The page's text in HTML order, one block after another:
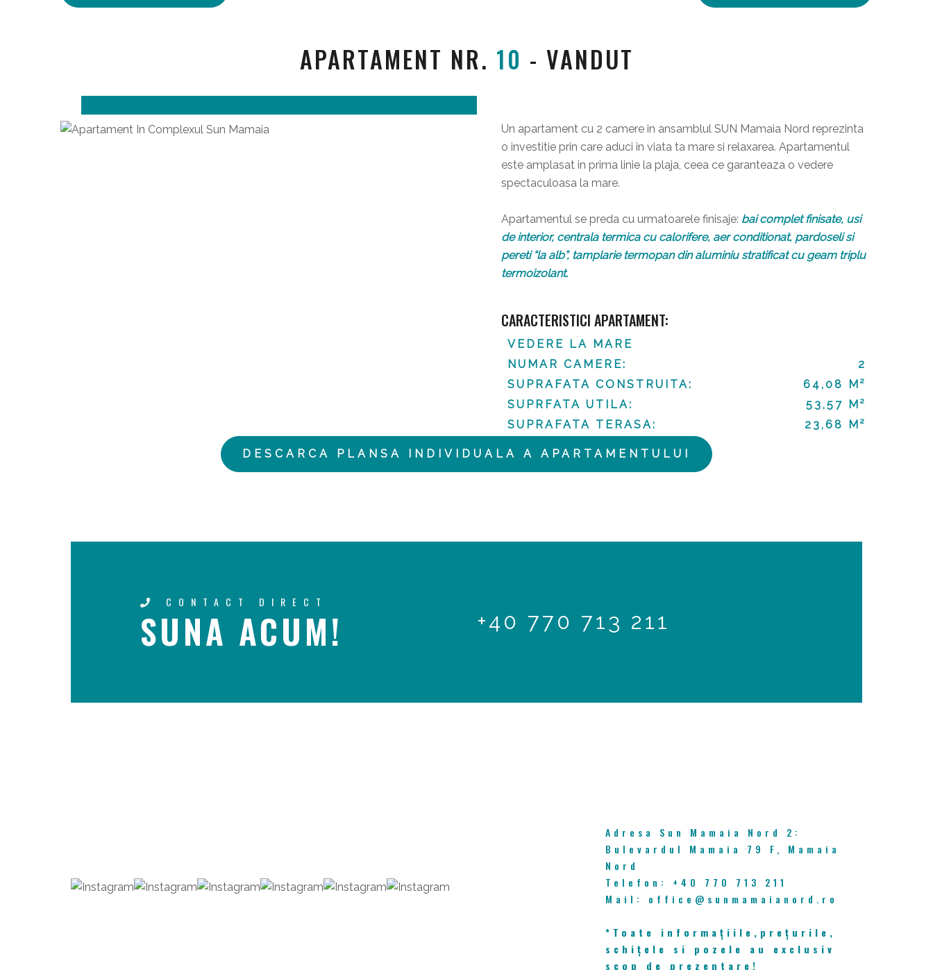
APARTAMENT NR. 10 - VANDUT
Un apartament cu 2 camere in ansamblul SUN Mamaia Nord reprezinta
o investitie prin care aduci in viata ta mare si relaxarea. Apartamentul
este amplasat in prima linie la plaja, ceea ce garanteaza o vedere
spectaculoasa la mare.
Apartamentul se preda cu urmatoarele finisaje: bai complet finisate, usi
de interior, centrala termica cu calorifere, aer conditionat, pardoseli si
pereti “la alb”, tamplarie termopan din aluminiu stratificat cu geam triplu
termoizolant.
CARACTERISTICI APARTAMENT:
VEDERE LA MARE
NUMAR CAMERE:
2
SUPRAFATA CONSTRUITA:
64,08 M²
SUPRFATA UTILA:
53,57 M²
SUPRAFATA TERASA:
23,68 M²
DESCARCA PLANSA INDIVIDUALA A APARTAMENTULUI
CONTACT DIRECT
SUNA ACUM! +40 770 713 211
Adresa Sun Mamaia Nord 2:
Bulevardul Mamaia 79 F, Mamaia
Nord
Telefon: +40 770 713 211
Mail: office@sunmamaianord.ro
*Toate informațiile,prețurile,
schițele si pozele au exclusiv
scop de prezentare!